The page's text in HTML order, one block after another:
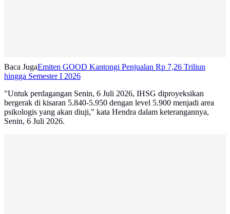
Baca JugaEmiten GOOD Kantongi Penjualan Rp 7,26 Triliun
hingga Semester I 2026
"Untuk perdagangan Senin, 6 Juli 2026, IHSG diproyeksikan
bergerak di kisaran 5.840-5.950 dengan level 5.900 menjadi area
psikologis yang akan diuji," kata Hendra dalam keterangannya,
Senin, 6 Juli 2026.